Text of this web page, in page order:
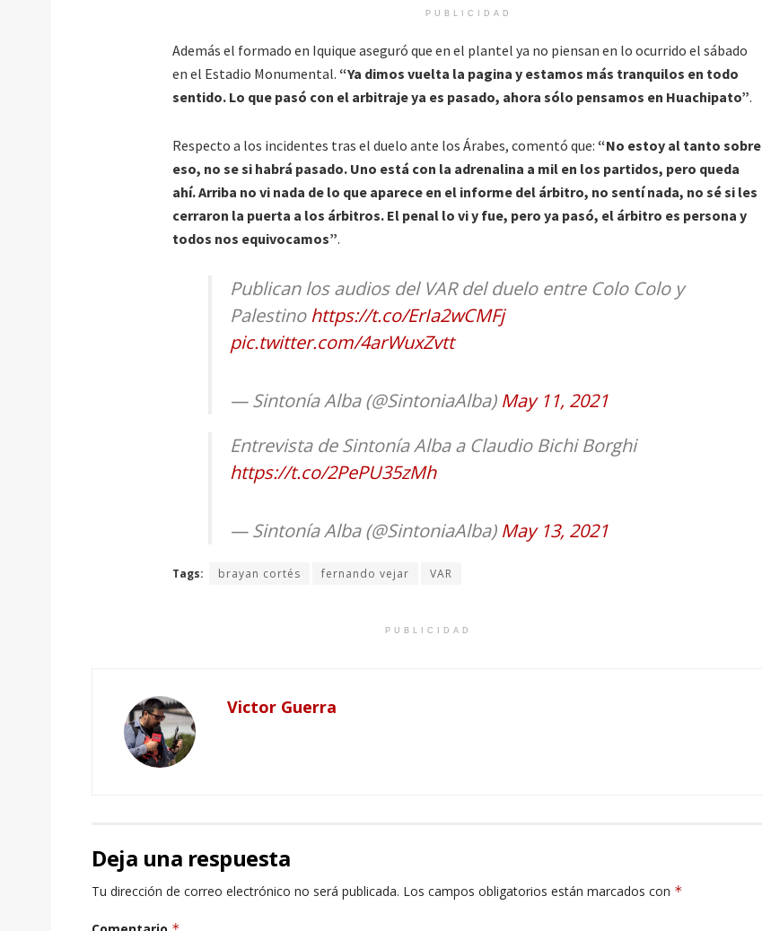
PUBLICIDAD
Además el formado en Iquique aseguró que en el plantel ya no piensan en lo ocurrido el sábado
en el Estadio Monumental. “Ya dimos vuelta la pagina y estamos más tranquilos en todo
sentido. Lo que pasó con el arbitraje ya es pasado, ahora sólo pensamos en Huachipato”.
Respecto a los incidentes tras el duelo ante los Árabes, comentó que: “No estoy al tanto sobre
eso, no se si habrá pasado. Uno está con la adrenalina a mil en los partidos, pero queda
ahí. Arriba no vi nada de lo que aparece en el informe del árbitro, no sentí nada, no sé si les
cerraron la puerta a los árbitros. El penal lo vi y fue, pero ya pasó, el árbitro es persona y
todos nos equivocamos”.
Publican los audios del VAR del duelo entre Colo Colo y
Palestinohttps://t.co/ErIa2wCMFj
pic.twitter.com/4arWuxZvtt
— Sintonía Alba (@SintoniaAlba) May 11, 2021
Entrevista de Sintonía Alba a Claudio Bichi Borghi
https://t.co/2PePU35zMh
— Sintonía Alba (@SintoniaAlba) May 13, 2021
Tags: brayan cortés fernando vejar VAR
PUBLICIDAD
Victor Guerra
Deja una respuesta
Tu dirección de correo electrónico no será publicada. Los campos obligatorios están marcados con *